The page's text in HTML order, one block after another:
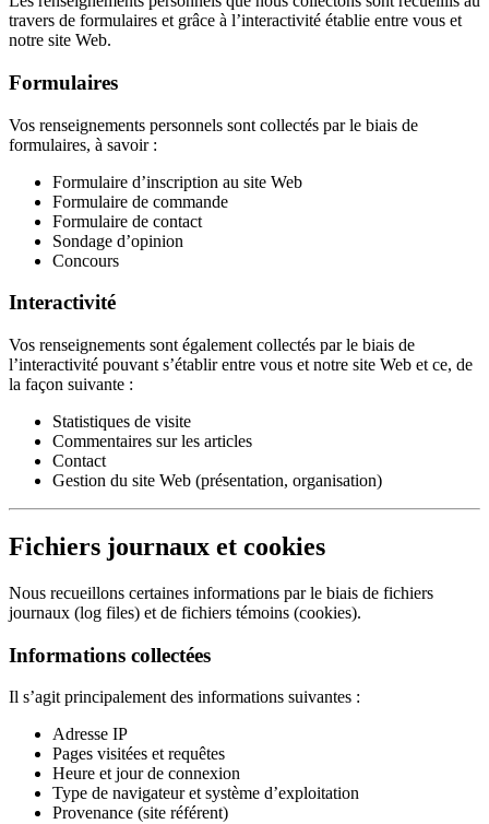
travers de formulaires et grâce à l’interactivité établie entre vous et
notre site Web.
Formulaires
Vos renseignements personnels sont collectés par le biais de
formulaires, à savoir :
Formulaire d’inscription au site Web
Formulaire de commande
Formulaire de contact
Sondage d’opinion
Concours
Interactivité
Vos renseignements sont également collectés par le biais de
l’interactivité pouvant s’établir entre vous et notre site Web et ce, de
la façon suivante :
Statistiques de visite
Commentaires sur les articles
Contact
Gestion du site Web (présentation, organisation)
Fichiers journaux et cookies
Nous recueillons certaines informations par le biais de fichiers
journaux (log files) et de fichiers témoins (cookies).
Informations collectées
Il s’agit principalement des informations suivantes :
Adresse IP
Pages visitées et requêtes
Heure et jour de connexion
Type de navigateur et système d’exploitation
Provenance (site référent)